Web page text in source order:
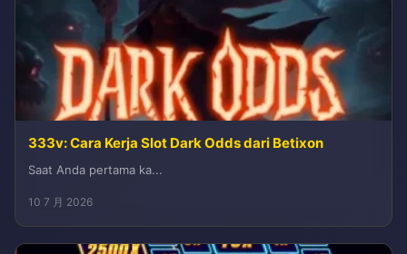
333v: Cara Kerja Slot Dark Odds dari Betixon
Saat Anda pertama ka...
10 7 月 2026